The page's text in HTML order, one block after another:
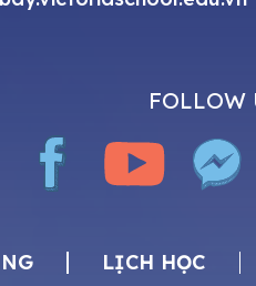
FOLLOW
LỊCH HỌC